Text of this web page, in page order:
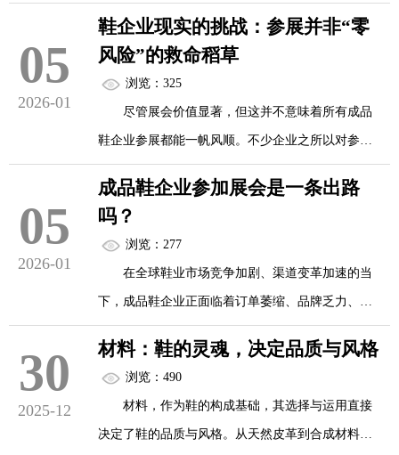
一双鞋的旅程，...
计；按行业细分举办的“零售渠道专场”“跨境电商专
场”“品牌代工专场”等八大对接会，其中跨境专场特
别提供欧美环保标准解读与清关流程指导，助力企
业出海。
&nb...
鞋业展览会（SISE）。这场以“科技·设计·可持续”为
核心主题的展会，不仅汇聚了全球800余家头部鞋
企、3000余件创新展品，更通过“科技与设计双驱
动”的战略布局，构建起覆盖鞋类全产业链的超级生
态平台，成为全球鞋业技术首发地、趋势策源地与
生态构建者。
科技赋能：从制造到智造的跨越
本届展会首次实现“成品鞋+鞋材鞋机+智能科
技”的全产业链闭环...
05
2026-01
鞋企业现实的挑战：参展并非“零
风险”的救命稻草
浏览：325
尽管展会价值显著，但这并不意味着所有成品
鞋企业参展都能一帆风顺。不少企业之所以对参展
持怀疑态度，源于对展会成本、效果不确定性等挑
战的担忧，这些问题也确实是企业参展需要跨越的
“门槛”。
成本高企是最直观的挑战。参展不仅需要支付
展位费、搭建费，还包括人员差旅费、产品运输费
等隐性成本，对于资金紧张的小微企业而言，无疑
是一笔不小的投入。如果缺乏精准规划，盲目参加
大型展会，很可能出现“投入大于产出”的情况。
05
2026-01
成品鞋企业参加展会是一条出路
吗？
浏览：277
在全球鞋业市场竞争加剧、渠道变革加速的当
下，成品鞋企业正面临着订单萎缩、品牌乏力、转
型困难等多重挑战。一边是线上流量红利见顶、低
价竞争内卷，一边是线下渠道重构、国际市场开拓
受阻，不少企业开始重新审视展会这一传统营销载
30
2025-12
材料：鞋的灵魂，决定品质与风格
浏览：490
材料，作为鞋的构成基础，其选择与运用直接
决定了鞋的品质与风格。从天然皮革到合成材料，